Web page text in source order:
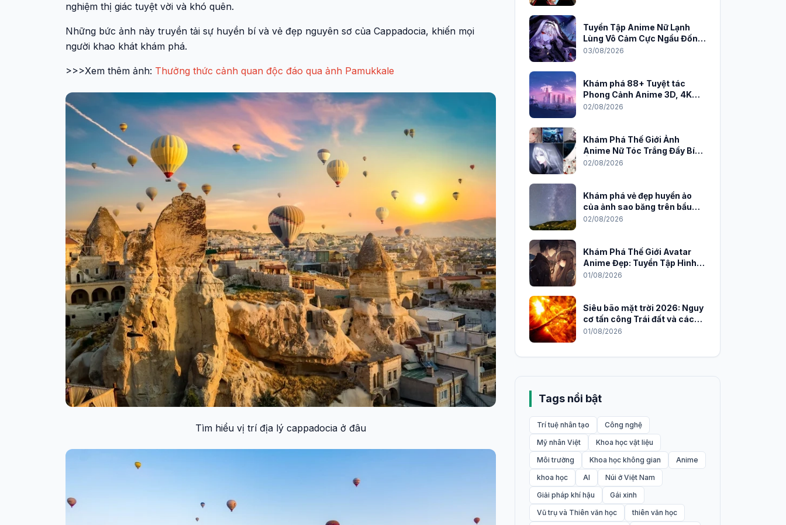
nghiệm thị giác tuyệt vời và khó quên.
Những bức ảnh này truyền tải sự huyền bí và vẻ đẹp nguyên sơ của Cappadocia, khiến mọi
người khao khát khám phá.
>>>Xem thêm ảnh: Thưởng thức cảnh quan độc đáo qua ảnh Pamukkale
Tìm hiểu vị trí địa lý cappadocia ở đâu
Tuyển Tập Anime Nữ Lạnh
Lùng Vô Cảm Cực Ngầu Đốn
Tim Fan
03/08/2026
Khám phá 88+ Tuyệt tác
Phong Cảnh Anime 3D, 4K
Sắc Nét
02/08/2026
Khám Phá Thế Giới Ảnh
Anime Nữ Tóc Trắng Đầy Bí
Ẩn và Quyến Rũ
02/08/2026
Khám phá vẻ đẹp huyền ảo
của ảnh sao băng trên bầu
trời đêm
02/08/2026
Khám Phá Thế Giới Avatar
Anime Đẹp: Tuyển Tập Hình
Nền Độc Đáo Cho Năm 2026
01/08/2026
Siêu bão mặt trời 2026: Nguy
cơ tấn công Trái đất và cách
phòng chống
01/08/2026
Tags nổi bật
Trí tuệ nhân tạo
Công nghệ
Mỹ nhân Việt
Khoa học vật liệu
Môi trường
Khoa học không gian
Anime
khoa học
AI
Núi ở Việt Nam
Giải pháp khí hậu
Gái xinh
Vũ trụ và Thiên văn học
thiên văn học